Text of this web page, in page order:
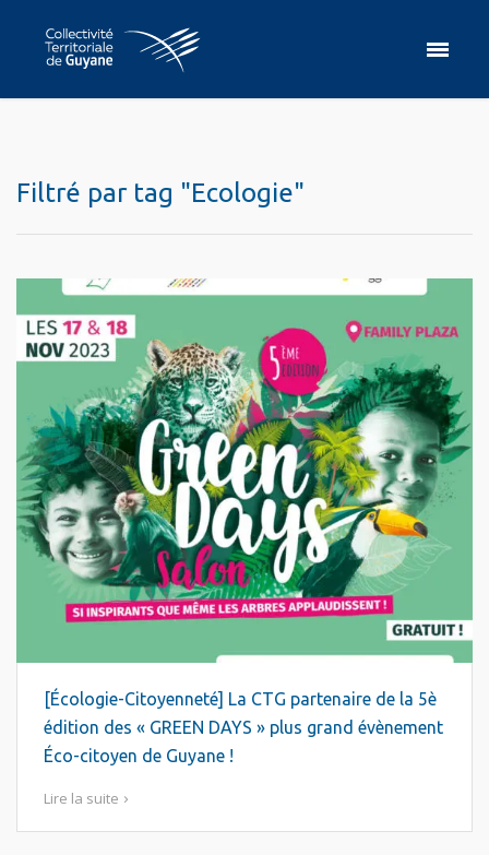
Filtré par tag "Ecologie"
[Écologie-Citoyenneté] La CTG partenaire de la 5è
édition des « GREEN DAYS » plus grand évènement
Éco-citoyen de Guyane !
Lire la suite